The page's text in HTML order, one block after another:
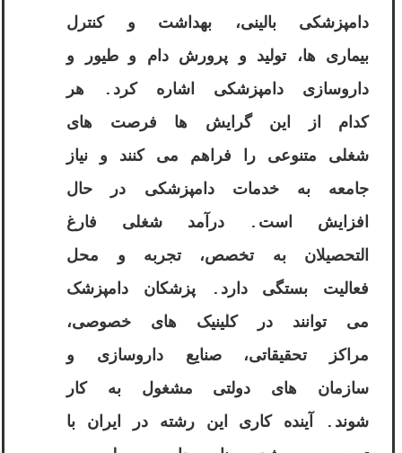
دامپزشکی بالینی، بهداشت و کنترل
بیماری ها، تولید و پرورش دام و طیور و
داروسازی دامپزشکی اشاره کرد. هر
کدام از این گرایش ها فرصت های
شغلی متنوعی را فراهم می کنند و نیاز
جامعه به خدمات دامپزشکی در حال
افزایش است. درآمد شغلی فارغ
التحصیلان به تخصص، تجربه و محل
فعالیت بستگی دارد. پزشکان دامپزشک
می توانند در کلینیک های خصوصی،
مراکز تحقیقاتی، صنایع داروسازی و
سازمان های دولتی مشغول به کار
شوند. آینده کاری این رشته در ایران با